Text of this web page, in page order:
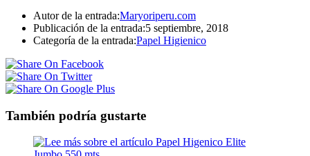
Autor de la entrada:Maryoriperu.com
Publicación de la entrada:5 septiembre, 2018
Categoría de la entrada:Papel Higienico
También podría gustarte